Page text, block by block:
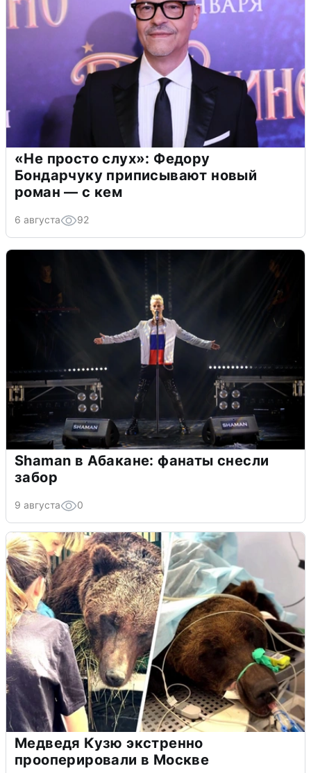
«Не просто слух»: Федору
Бондарчуку приписывают новый
роман — с кем
6 августа 92
Shaman в Абакане: фанаты снесли
забор
9 августа 0
Медведя Кузю экстренно
прооперировали в Москве